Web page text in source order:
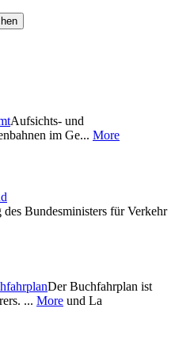
Aufsichts- und
im Ge... More
des Bundesministers für Verkehr
Der Buchfahrplan ist
... More und La